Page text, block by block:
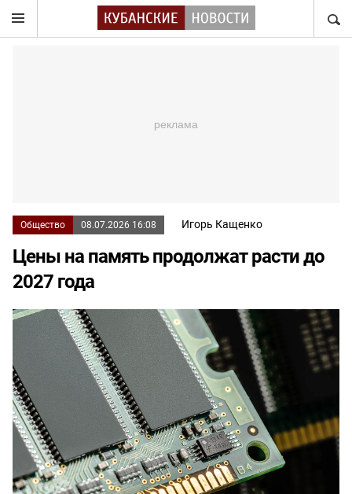
Общество 08.07.2026 16:08 Игорь Кащенко
Цены на память продолжат расти до
2027 года